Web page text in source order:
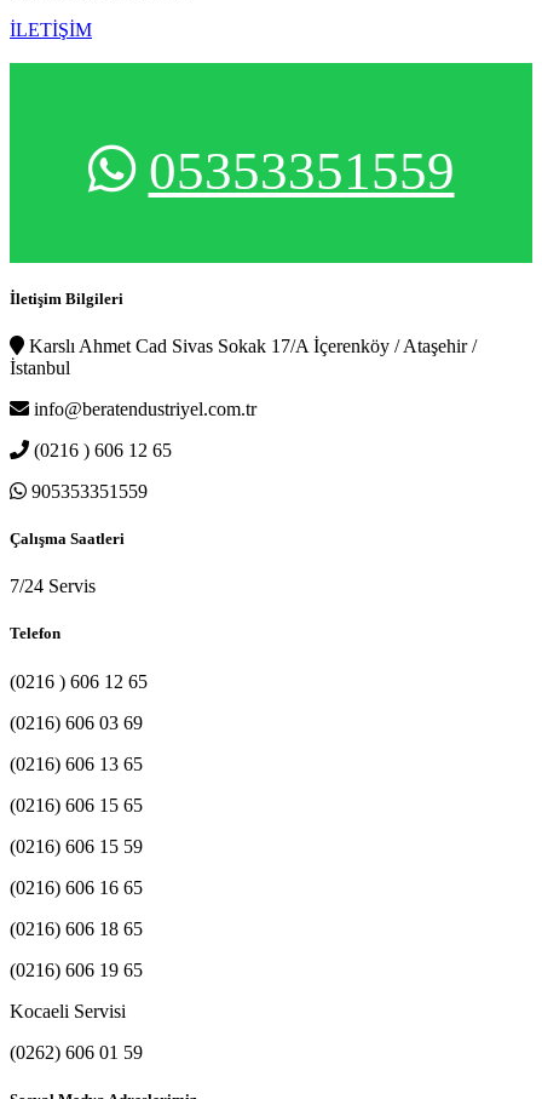
İLETİŞİM
05353351559
İletişim Bilgileri
Karslı Ahmet Cad Sivas Sokak 17/A İçerenköy / Ataşehir /
İstanbul
info@beratendustriyel.com.tr
(0216 ) 606 12 65
905353351559
Çalışma Saatleri
7/24 Servis
Telefon
(0216 ) 606 12 65
(0216) 606 03 69
(0216) 606 13 65
(0216) 606 15 65
(0216) 606 15 59
(0216) 606 16 65
(0216) 606 18 65
(0216) 606 19 65
Kocaeli Servisi
(0262) 606 01 59